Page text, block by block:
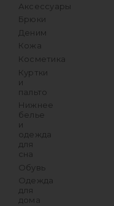
Аксессуары
Брюки
Деним
Кожа
Косметика
Куртки
и
пальто
Нижнее
белье
и
одежда
для
сна
Обувь
Одежда
для
дома